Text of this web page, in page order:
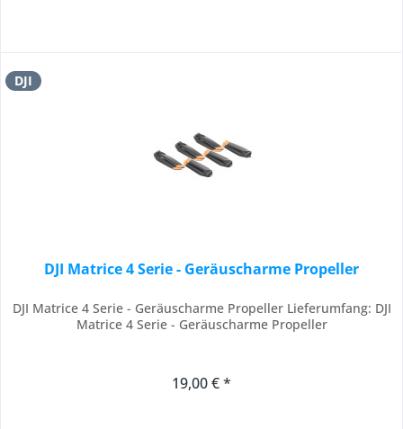
DJI
DJI Matrice 4 Serie - Geräuscharme Propeller
DJI Matrice 4 Serie - Geräuscharme Propeller Lieferumfang: DJI
Matrice 4 Serie - Geräuscharme Propeller
19,00 € *